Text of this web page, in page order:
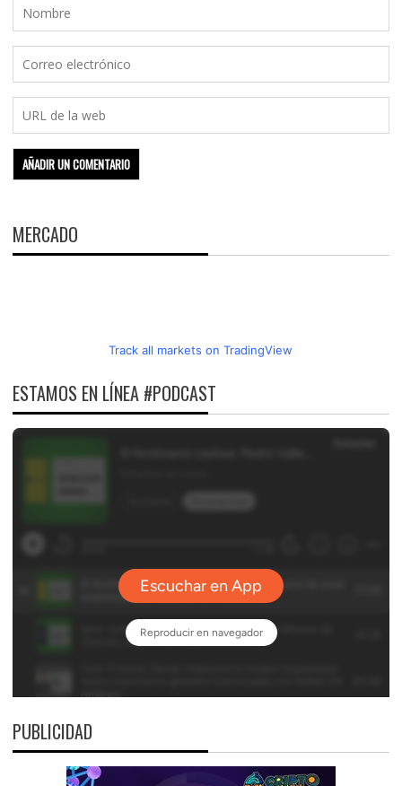
MERCADO
Track all markets on TradingView
ESTAMOS EN LÍNEA #PODCAST
PUBLICIDAD